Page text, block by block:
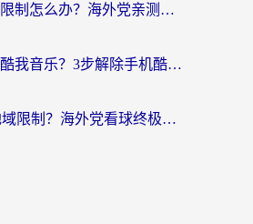
抖音音乐地区限制怎么办？海外党亲测有效的听歌自由指南
在国外听不了酷我音乐？3步解除手机酷我音乐海外限制，附实测好用加速器
PP体育国外地域限制？海外党看球终极方案：从欧洲杯到奥运会，中文解说不卡顿！